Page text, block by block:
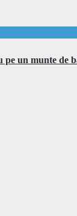
pe un munte de